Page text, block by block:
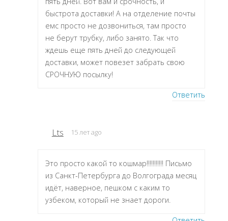
быстрота доставки! А на отделение почты
емс просто не дозвониться, там просто
не берут трубку, либо занято. Так что
ждешь еще пять дней до следующей
доставки, может повезет забрать свою
СРОЧНУЮ посылку!
Ответить
Lts 15 лет ago
Это просто какой то кошмар!!!!!!!!!!! Письмо
из Санкт-Петербурга до Волгограда месяц
идёт, наверное, пешком с каким то
узбеком, который не знает дороги.